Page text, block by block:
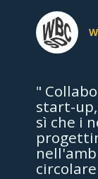
"
start-
sì che i